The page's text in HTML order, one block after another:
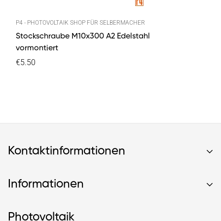
P4 - PHOTOVOLTAIK SHOP FÜR SELBERMACHER
Stockschraube M10x300 A2 Edelstahl
vormontiert
€5.50
Kontaktinformationen
Informationen
Kontaktieren Sie uns!
Photovoltaik